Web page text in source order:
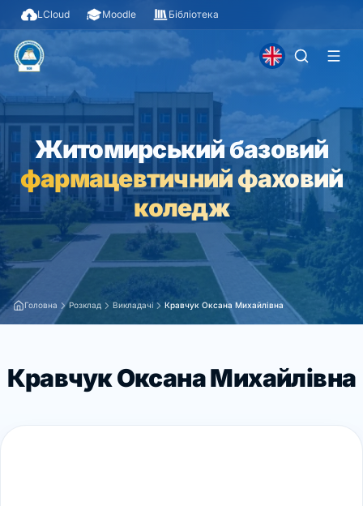
LCloud Moodle Бібліотека
Житомирський базовий
фармацевтичний фаховий
коледж
Головна Розклад Викладачі Кравчук Оксана Михайлівна
Кравчук Оксана Михайлівна